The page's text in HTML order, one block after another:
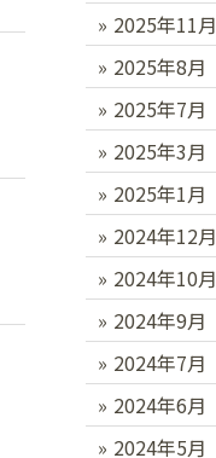
2025年11月
2025年8月
2025年7月
2025年3月
2025年1月
2024年12月
2024年10月
2024年9月
2024年7月
2024年6月
2024年5月